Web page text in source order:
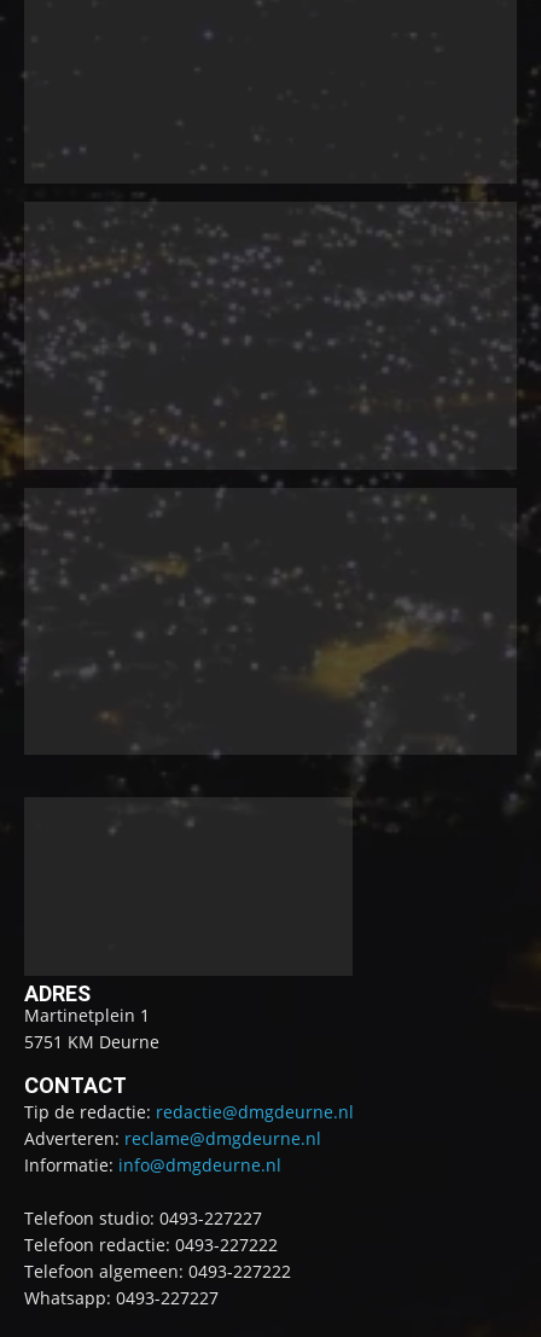
ADRES
Martinetplein 1
5751 KM Deurne
CONTACT
Tip de redactie: redactie@dmgdeurne.nl
Adverteren: reclame@dmgdeurne.nl
Informatie: info@dmgdeurne.nl
Telefoon studio: 0493-227227
Telefoon redactie: 0493-227222
Telefoon algemeen: 0493-227222
Whatsapp: 0493-227227